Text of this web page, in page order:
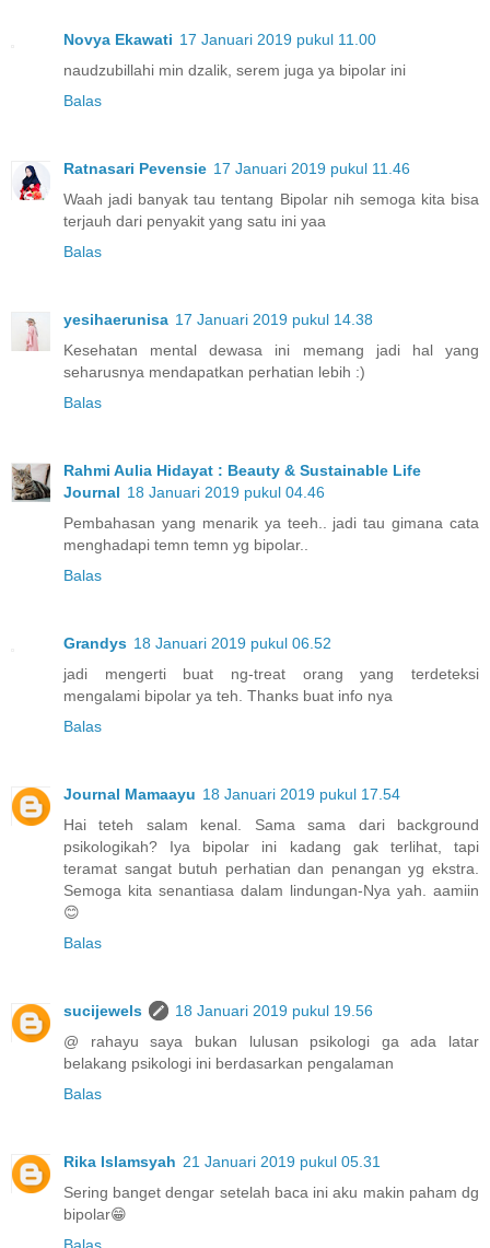
Novya Ekawati 17 Januari 2019 pukul 11.00
naudzubillahi min dzalik, serem juga ya bipolar ini
Balas
Ratnasari Pevensie 17 Januari 2019 pukul 11.46
Waah jadi banyak tau tentang Bipolar nih semoga kita bisa
terjauh dari penyakit yang satu ini yaa
Balas
yesihaerunisa 17 Januari 2019 pukul 14.38
Kesehatan mental dewasa ini memang jadi hal yang
seharusnya mendapatkan perhatian lebih :)
Balas
Rahmi Aulia Hidayat : Beauty & Sustainable Life
Journal 18 Januari 2019 pukul 04.46
Pembahasan yang menarik ya teeh.. jadi tau gimana cata
menghadapi temn temn yg bipolar..
Balas
Grandys 18 Januari 2019 pukul 06.52
jadi mengerti buat ng-treat orang yang terdeteksi
mengalami bipolar ya teh. Thanks buat info nya
Balas
Journal Mamaayu 18 Januari 2019 pukul 17.54
Hai teteh salam kenal. Sama sama dari background
psikologikah? Iya bipolar ini kadang gak terlihat, tapi
teramat sangat butuh perhatian dan penangan yg ekstra.
Semoga kita senantiasa dalam lindungan-Nya yah. aamiin
😊
Balas
sucijewels
18 Januari 2019 pukul 19.56
@ rahayu saya bukan lulusan psikologi ga ada latar
belakang psikologi ini berdasarkan pengalaman
Balas
Rika Islamsyah 21 Januari 2019 pukul 05.31
Sering banget dengar setelah baca ini aku makin paham dg
bipolar😁